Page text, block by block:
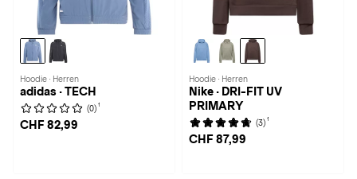
Hoodie · Herren
adidas · TECH
(0) 1
CHF 82,99
Hoodie · Herren
Nike · DRI-FIT UV
PRIMARY
(3) 1
CHF 87,99